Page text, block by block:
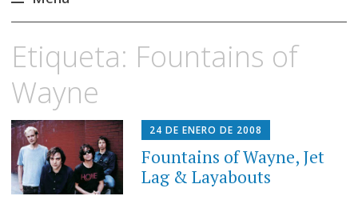
al
contenido
Etiqueta: Fountains of
Wayne
24 DE ENERO DE 2008
Fountains of Wayne, Jet
Lag & Layabouts